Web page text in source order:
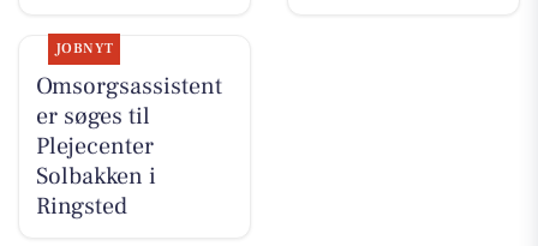
JOBNYT
Omsorgsassistent
er søges til
Plejecenter
Solbakken i
Ringsted